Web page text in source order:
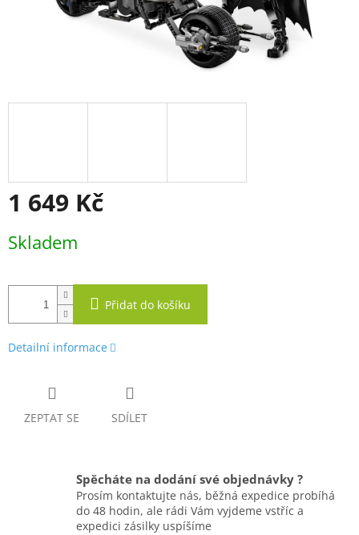
1 649 Kč
cena:
Skladem
Přidat do košíku
Detailní informace
ZEPTAT SE SDÍLET
Spěcháte na dodání své objednávky ?
Prosím kontaktujte nás, běžná expedice probíhá
do 48 hodin, ale rádi Vám vyjdeme vstříc a
expedici zásilky uspíšíme